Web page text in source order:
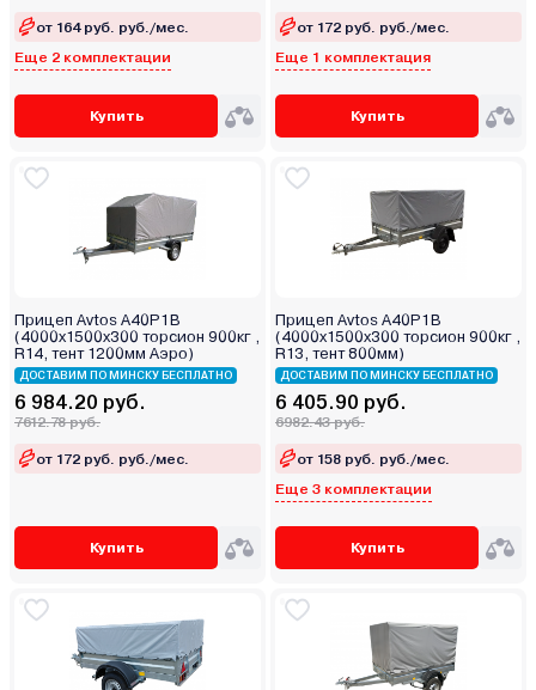
от 164 руб. руб./мес.
Еще 2 комплектации
Купить
от 172 руб. руб./мес.
Еще 1 комплектация
Купить
Прицеп Avtos A40P1B
(4000х1500х300 торсион 900кг ,
R14, тент 1200мм Аэро)
ДОСТАВИМ ПО МИНСКУ БЕСПЛАТНО
6 984.20 руб.
7612.78 руб.
от 172 руб. руб./мес.
Купить
Прицеп Avtos A40P1B
(4000х1500х300 торсион 900кг ,
R13, тент 800мм)
ДОСТАВИМ ПО МИНСКУ БЕСПЛАТНО
6 405.90 руб.
6982.43 руб.
от 158 руб. руб./мес.
Еще 3 комплектации
Купить